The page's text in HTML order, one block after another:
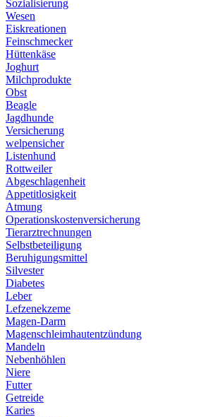
Sozialisierung
Wesen
Eiskreationen
Feinschmecker
Hüttenkäse
Joghurt
Milchprodukte
Obst
Beagle
Jagdhunde
Versicherung
welpensicher
Listenhund
Rottweiler
Abgeschlagenheit
Appetitlosigkeit
Atmung
Operationskostenversicherung
Tierarztrechnungen
Selbstbeteiligung
Beruhigungsmittel
Silvester
Diabetes
Leber
Lefzenekzeme
Magen-Darm
Magenschleimhautentzündung
Mandeln
Nebenhöhlen
Niere
Futter
Getreide
Karies